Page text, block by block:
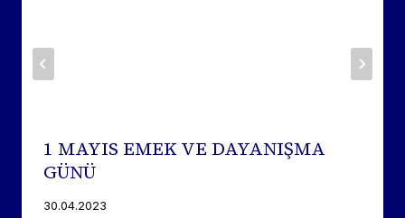
1 MAYIS EMEK VE DAYANIŞMA
GÜNÜ
30.04.2023